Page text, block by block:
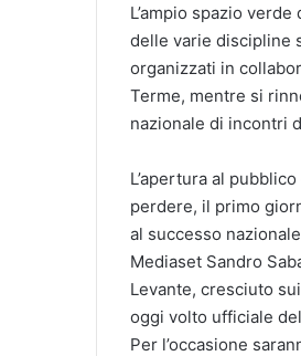
L’ampio spazio
delle varie discipline
organizzati in
Terme, mentre si
nazionale di incontri
L’apertura al
perdere, il primo
al successo
Mediaset Sandro
Levante, cresciuto
oggi volto ufficiale
Per l’occasione